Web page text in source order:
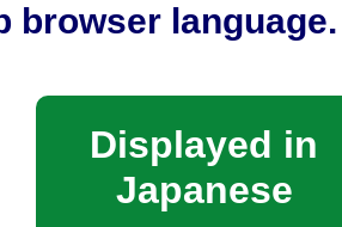
browser language.
Displayed in
Japanese